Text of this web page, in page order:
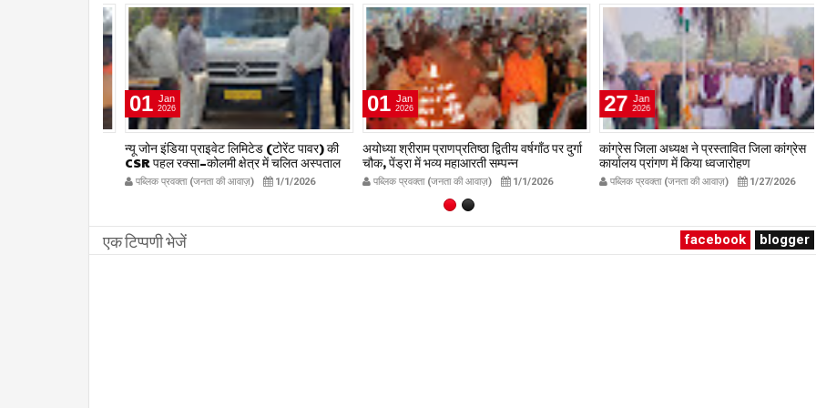
01 Jan
2026
न्यू जोन इंडिया प्राइवेट लिमिटेड (टोरेंट पावर) की
CSR पहल रक्सा–कोलमी क्षेत्र में चलित अस्पताल
एम्बुलेंस सेवा का शुभारंभ
publicpravakta.com
पब्लिक प्रवक्ता (जनता की आवाज़) 1/1/2026
01 Jan
2026
अयोध्या श्रीराम प्राणप्रतिष्ठा द्वितीय वर्षगाँठ पर दुर्गा
चौक, पेंड्रा में भव्य महाआरती सम्पन्न
publicpravakta.com
पब्लिक प्रवक्ता (जनता की आवाज़) 1/1/2026
27 Jan
2026
कांग्रेस जिला अध्यक्ष ने प्रस्तावित जिला कांग्रेस
कार्यालय प्रांगण में किया ध्वजारोहण
publicpravakta.com
पब्लिक प्रवक्ता (जनता की आवाज़) 1/27/2026
एक टिप्पणी भेजें facebook blogger